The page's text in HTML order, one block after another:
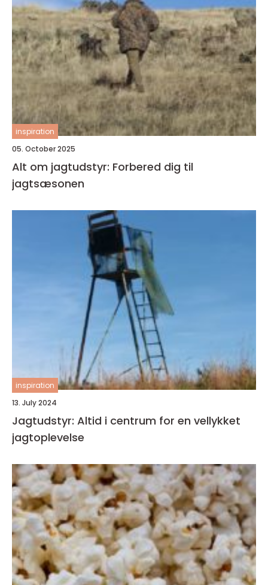
inspiration
05. October 2025
Alt om jagtudstyr: Forbered dig til
jagtsæsonen
inspiration
13. July 2024
Jagtudstyr: Altid i centrum for en vellykket
jagtoplevelse